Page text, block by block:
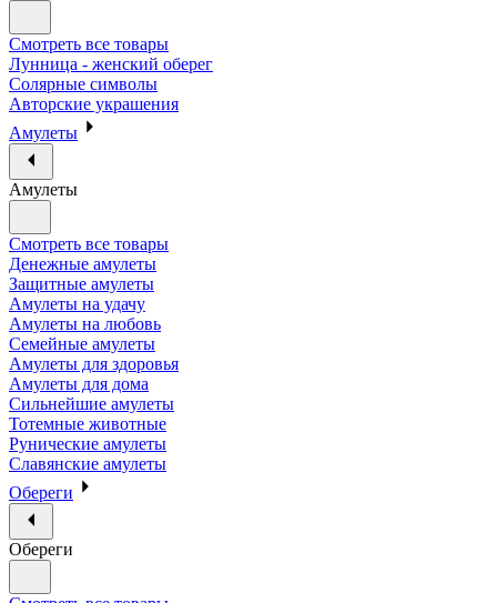
Смотреть все товары
Лунница - женский оберег
Солярные символы
Авторские украшения
Амулеты
Амулеты
Смотреть все товары
Денежные амулеты
Защитные амулеты
Амулеты на удачу
Амулеты на любовь
Семейные амулеты
Амулеты для здоровья
Амулеты для дома
Сильнейшие амулеты
Тотемные животные
Рунические амулеты
Славянские амулеты
Обереги
Обереги